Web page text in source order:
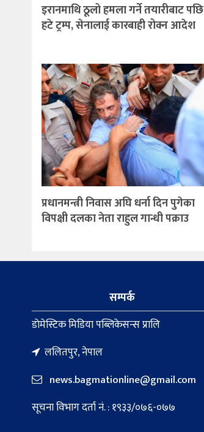
इरानमाथि ठूलो हमला गर्ने तयारीबाट पछि
हटे ट्रम्प, सेनालाई कारबाही रोक्न आदेश
प्रधानमन्त्री निवास अघि धर्ना दिन पुगेका
विपक्षी दलका नेता राहुल गान्धी पक्राउ
सम्पर्क
डाेमेस्टिक मिडिया पब्लिकेसन्स प्रालि
ललितपुर, नेपाल
news.bagmationline@gmail.com
सूचना विभाग दर्ता नं. : १९३३/०७६-०७७